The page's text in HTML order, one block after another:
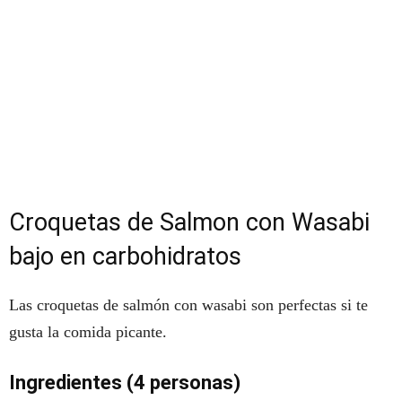
Croquetas de Salmon con Wasabi
bajo en carbohidratos
Las croquetas de salmón con wasabi son perfectas si te
gusta la comida picante.
Ingredientes (4 personas)